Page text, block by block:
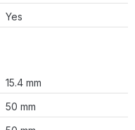
Yes
15.4 mm
50 mm